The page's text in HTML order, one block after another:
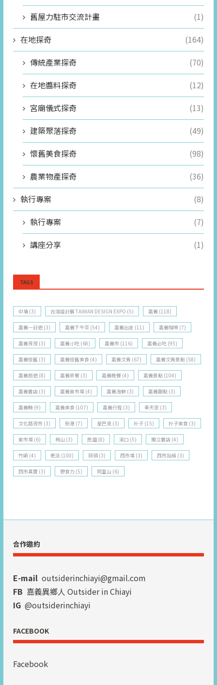
舊屋力駐市交流計畫
(1)
在地探奇
(164)
傳統產業探奇
(70)
在地醬料探奇
(12)
宮廟儀式探奇
(13)
建築聚落探奇
(49)
懷舊美食探奇
(98)
農業物產探奇
(36)
執行專案
(8)
執行專案
(7)
講座分享
(1)
TAGS
中埔 (3) 台灣設計展 TAIWAN DESIGN EXPO (5) 嘉義 (118)
嘉義一日遊 (3) 嘉義下午茶 (54) 嘉義出走 (11) 嘉義咖啡 (7)
嘉義宵夜 (3) 嘉義小吃 (68) 嘉義市 (116) 嘉義必吃 (95)
嘉義懷舊 (3) 嘉義懷舊美食 (4) 嘉義文青 (67) 嘉義文青景點 (58)
嘉義旅遊 (8) 嘉義早餐 (3) 嘉義晚餐 (4) 嘉義景點 (104)
嘉義書店 (3) 嘉義東市場 (4) 嘉義海鮮 (3) 嘉義甜點 (3)
嘉義縣 (9) 嘉義美食 (107) 嘉義行程 (3) 奉天宮 (3)
文化路夜市 (3) 新港 (7) 星巴克 (3) 朴子 (15) 朴子美食 (3)
東市場 (6) 梅山 (3) 民雄 (8) 溪口 (5) 獨立書店 (4)
竹崎 (4) 老派 (100) 蒜頭 (3) 西市場 (3) 西市抬槓 (3)
西市真寶 (3) 野食力 (5) 阿里山 (6)
合作邀約
E-mail outsiderinchiayi@gmail.com
FB 嘉義異鄉人 Outsider in Chiayi
IG @outsiderinchiayi
FACEBOOK
Facebook